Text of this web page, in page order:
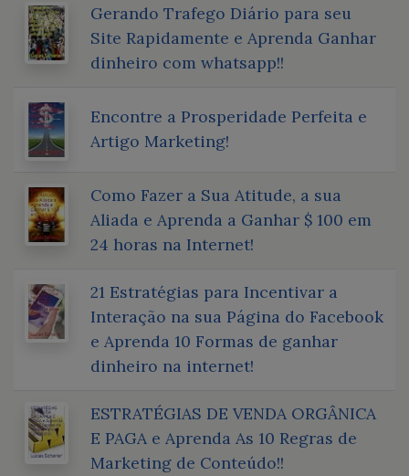
Gerando Trafego Diário para seu
Site Rapidamente e Aprenda Ganhar
dinheiro com whatsapp!!
Encontre a Prosperidade Perfeita e
Artigo Marketing!
Como Fazer a Sua Atitude, a sua
Aliada e Aprenda a Ganhar $ 100 em
24 horas na Internet!
21 Estratégias para Incentivar a
Interação na sua Página do Facebook
e Aprenda 10 Formas de ganhar
dinheiro na internet!
ESTRATÉGIAS DE VENDA ORGÂNICA
E PAGA e Aprenda As 10 Regras de
Marketing de Conteúdo!!